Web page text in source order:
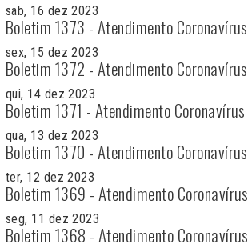
sab, 16 dez 2023
Boletim 1373 - Atendimento Coronavírus
sex, 15 dez 2023
Boletim 1372 - Atendimento Coronavírus
qui, 14 dez 2023
Boletim 1371 - Atendimento Coronavírus
qua, 13 dez 2023
Boletim 1370 - Atendimento Coronavírus
ter, 12 dez 2023
Boletim 1369 - Atendimento Coronavírus
seg, 11 dez 2023
Boletim 1368 - Atendimento Coronavírus